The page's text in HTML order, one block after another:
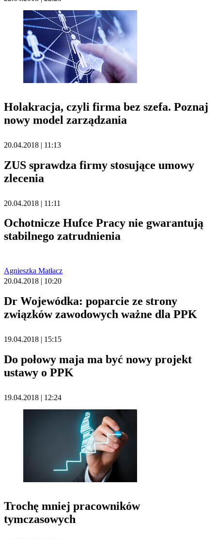
Holakracja, czyli firma bez szefa. Poznaj
nowy model zarządzania
20.04.2018 | 11:13
ZUS sprawdza firmy stosujące umowy
zlecenia
20.04.2018 | 11:11
Ochotnicze Hufce Pracy nie gwarantują
stabilnego zatrudnienia
Agnieszka Matłacz
20.04.2018 | 10:20
Dr Wojewódka: poparcie ze strony
związków zawodowych ważne dla PPK
19.04.2018 | 15:15
Do połowy maja ma być nowy projekt
ustawy o PPK
19.04.2018 | 12:24
Trochę mniej pracowników
tymczasowych